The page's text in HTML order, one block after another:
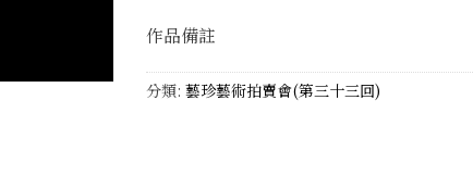
作品備註
分類: 藝珍藝術拍賣會(第三十三回)